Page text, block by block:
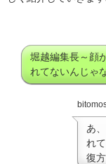
堀越編集長～顔
れてないんじゃ
あ
れ
復